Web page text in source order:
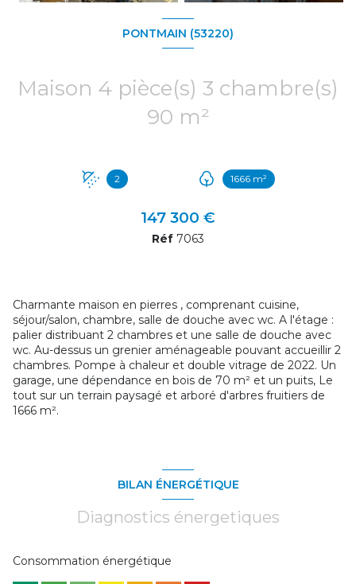
PONTMAIN (53220)
Maison 4 pièce(s) 3 chambre(s)
90 m²
2 1666 m²
147 300 €
Réf 7063
Charmante maison en pierres , comprenant cuisine,
séjour/salon, chambre, salle de douche avec wc. A l'étage :
palier distribuant 2 chambres et une salle de douche avec
wc. Au-dessus un grenier aménageable pouvant accueillir 2
chambres. Pompe à chaleur et double vitrage de 2022. Un
garage, une dépendance en bois de 70 m² et un puits, Le
tout sur un terrain paysagé et arboré d'arbres fruitiers de
1666 m².
BILAN ÉNERGÉTIQUE
Diagnostics énergetiques
Consommation énergétique